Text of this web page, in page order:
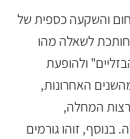
והשקעה כספית של
חותכת לשאלה מהו
ולהופעת
האחרונות,
המחלה,
חולה. בנוסף, זוהו גורמים